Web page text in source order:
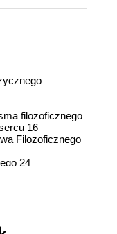
filozoficznego
16
Filozoficznego
24